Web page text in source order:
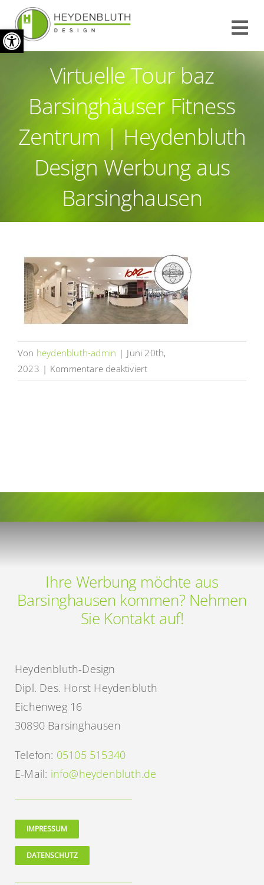
Werkzeugleiste öffnen
Zum
Inhalt
springen
INFO
REFERENZEN
KONTAKT
Virtuelle Tour baz
Barsinghäuser Fitness
Zentrum | Heydenbluth
Design Werbung aus
Barsinghausen
Von heydenbluth-admin | Juni 20th,
2023 | Kommentare deaktiviertfür
Virtuelle
Heydenbluth
Ihre Werbung möchte aus
Barsinghausen kommen? Nehmen
Sie Kontakt auf!
Heydenbluth-Design
Dipl. Des. Horst Heydenbluth
Eichenweg 16
30890 Barsinghausen
Telefon: 05105 515340
E-Mail: info@heydenbluth.de
IMPRESSUM
DATENSCHUTZ